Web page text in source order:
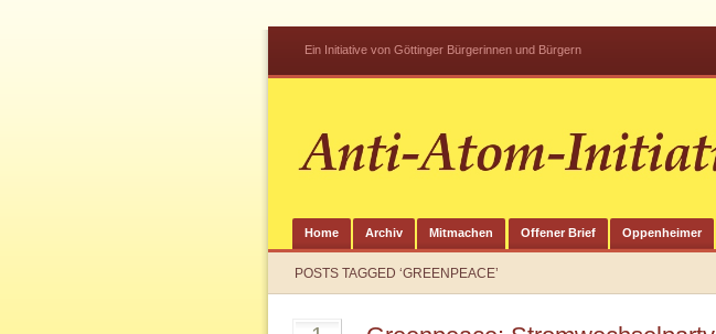
Ein Initiative von Göttinger Bürgerinnen und Bürgern
Home Archiv Mitmachen Offener Brief Oppenheimer
POSTS TAGGED ‘GREENPEACE’